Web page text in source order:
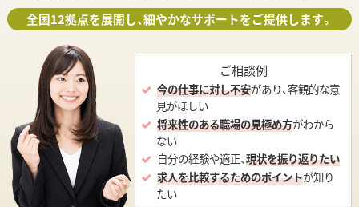
全国12拠点を展開し、細やかなサポートをご提供します。
ご相談例
今の仕事に対し不安があり、客観的な意
見がほしい
将来性のある職場の見極め方がわから
ない
自分の経験や適正、現状を振り返りたい
求人を比較するためのポイントが知り
たい